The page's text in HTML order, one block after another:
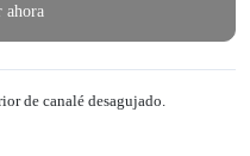
ahora
de canalé desagujado.